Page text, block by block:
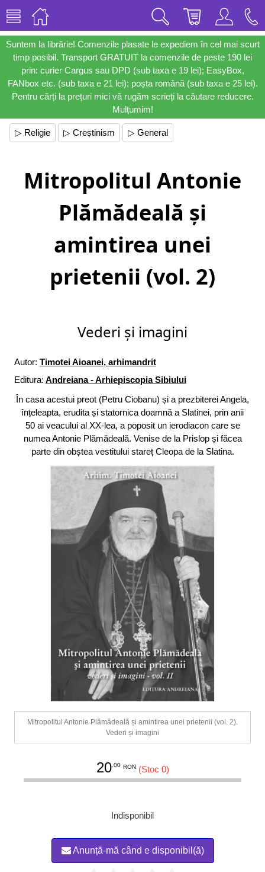
Suntem la librărie! Comenzile plasate le expediem în cel mai scurt
timp posibil. Transport GRATUIT la comenzile de peste 190 lei
prin: curier Cargus sau DPD (sub taxa e 19 lei); EasyBox,
FANbox etc. (sub taxa e 21 lei); poșta română (sub taxa e 25 lei).
Pentru cărți la prețuri mici vă rugăm scrieți la căutare reducere.
Mulțumim!
▷ Religie ▷ Creștinism ▷ General
Mitropolitul Antonie
Plămădeală și
amintirea unei
prietenii (vol. 2)
Vederi și imagini
Autor: Timotei Aioanei, arhimandrit
Editura: Andreiana - Arhiepiscopia Sibiului
În casa acestui preot (Petru Ciobanu) și a prezbiterei Angela,
înțeleapta, erudita și statornica doamnă a Slatinei, prin anii
50 ai veacului al XX-lea, a poposit un ierodiacon care se
numea Antonie Plămădeală. Venise de la Prislop și făcea
parte din obștea vestitului stareț Cleopa de la Slatina.
Mitropolitul Antonie Plămădeală și amintirea unei prietenii (vol. 2).
Vederi și imagini
20.00 RON (Stoc 0)
Indisponibil
Anunță-mă când e disponibil(ă)